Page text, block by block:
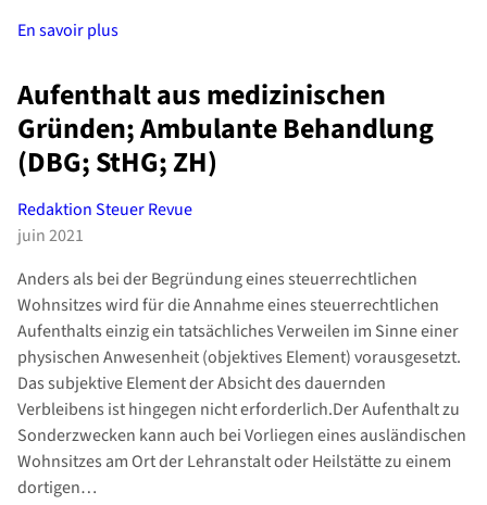
En savoir plus
Aufenthalt aus medizinischen
Gründen; Ambulante Behandlung
(DBG; StHG; ZH)
Redaktion Steuer Revue
juin 2021
Anders als bei der Begründung eines steuerrechtlichen
Wohnsitzes wird für die Annahme eines steuerrechtlichen
Aufenthalts einzig ein tatsächliches Verweilen im Sinne einer
physischen Anwesenheit (objektives Element) vorausgesetzt.
Das subjektive Element der Absicht des dauernden
Verbleibens ist hingegen nicht erforderlich.Der Aufenthalt zu
Sonderzwecken kann auch bei Vorliegen eines ausländischen
Wohnsitzes am Ort der Lehranstalt oder Heilstätte zu einem
dortigen…